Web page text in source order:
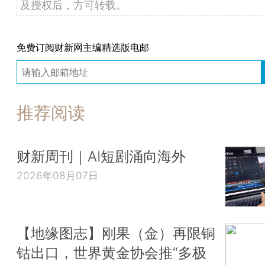
及授权后，方可转载。
免费订阅财新网主编精选版电邮
推荐阅读
财新周刊｜AI短剧涌向海外
2026年08月07日
【地缘图志】刚果（金）再限铜
钴出口，世界黄金协会推“多极